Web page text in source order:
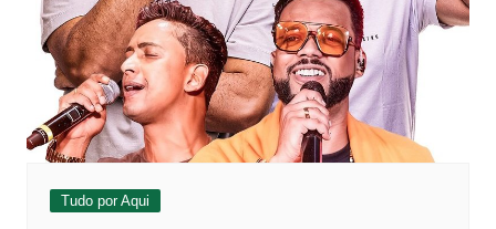
Tudo por Aqui